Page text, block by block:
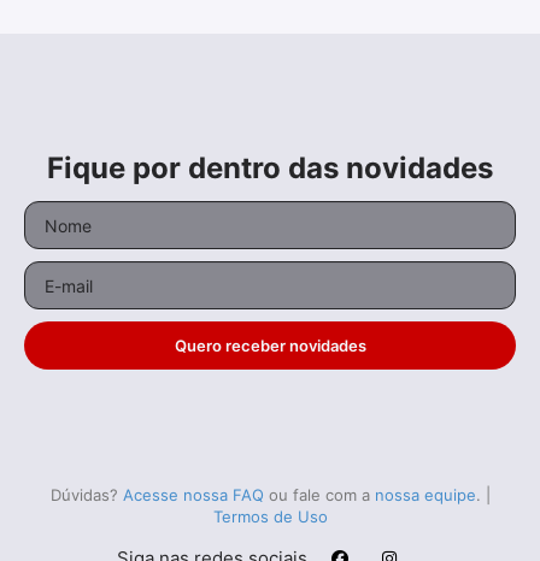
Fique por dentro das novidades
Quero receber novidades
Dúvidas? Acesse nossa FAQ ou fale com a nossa equipe.
Termos de Uso